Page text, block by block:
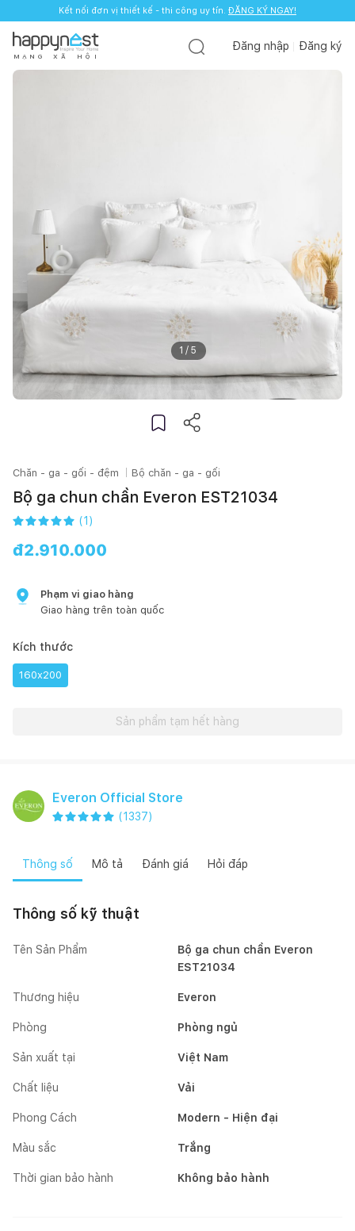
Kết nối đơn vị thiết kế - thi công uy tín. ĐĂNG KÝ NGAY!
M Ạ N G X Ã H Ộ I
Đăng nhập Đăng ký
1 / 5
Chăn - ga - gối - đệm Bộ chăn - ga - gối
Bộ ga chun chần Everon EST21034
(1 )
đ2.910.000
Phạm vi giao hàng
Giao hàng trên toàn quốc
Kích thước
160x200
Sản phẩm tạm hết hàng
Everon Official Store
(1337)
Thông số Mô tả Đánh giá Hỏi đáp
Thông số kỹ thuật
Tên Sản Phẩm
Bộ ga chun chần Everon
EST21034
Thương hiệu Everon
Phòng Phòng ngủ
Sản xuất tại Việt Nam
Chất liệu Vải
Phong Cách Modern - Hiện đại
Màu sắc Trắng
Thời gian bảo hành Không bảo hành